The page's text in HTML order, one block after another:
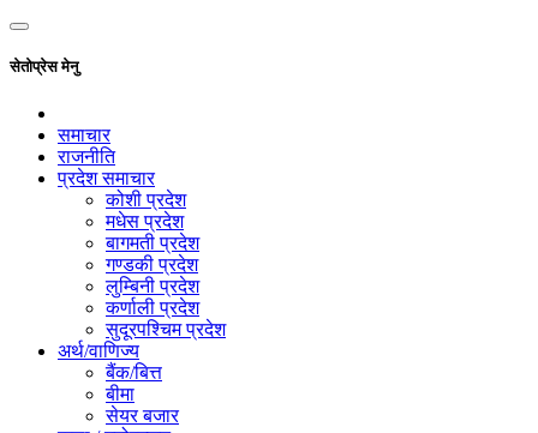
सेतोप्रेस मेनु
समाचार
राजनीति
प्रदेश समाचार
कोशी प्रदेश
मधेस प्रदेश
बागमती प्रदेश
गण्डकी प्रदेश
लुम्बिनी प्रदेश
कर्णाली प्रदेश
सुदूरपश्चिम प्रदेश
अर्थ/वाणिज्य
बैंक/बित्त
बीमा
सेयर बजार